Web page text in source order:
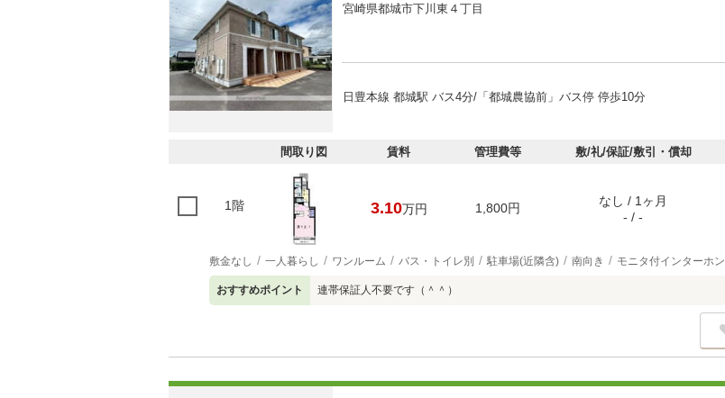
宮崎県都城市下川東４丁目
日豊本線 都城駅 バス4分/「都城農協前」バス停 停歩10分
間取り図 賃料 管理費等 敷/礼/保証/敷引・償却
1階 3.10万円 1,800円
なし / 1ヶ月
- / -
敷金なし 一人暮らし ワンルーム バス・トイレ別 駐車場(近隣含) 南向き モニタ付インターホン
おすすめポイント 連帯保証人不要です（＾＾）